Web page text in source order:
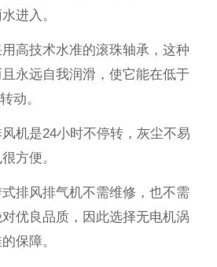
进入。
高技术水准的滚珠轴承，这种
永远自我润滑，使它能在低于
动。
机是24小时不停转，灰尘不易
方便。
排风排气机不需维修，也不需
优良品质，因此选择无电机涡
保障。